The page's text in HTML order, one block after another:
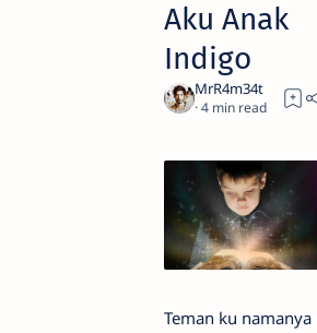
Aku Anak
Indigo
4
Teman ku namanya